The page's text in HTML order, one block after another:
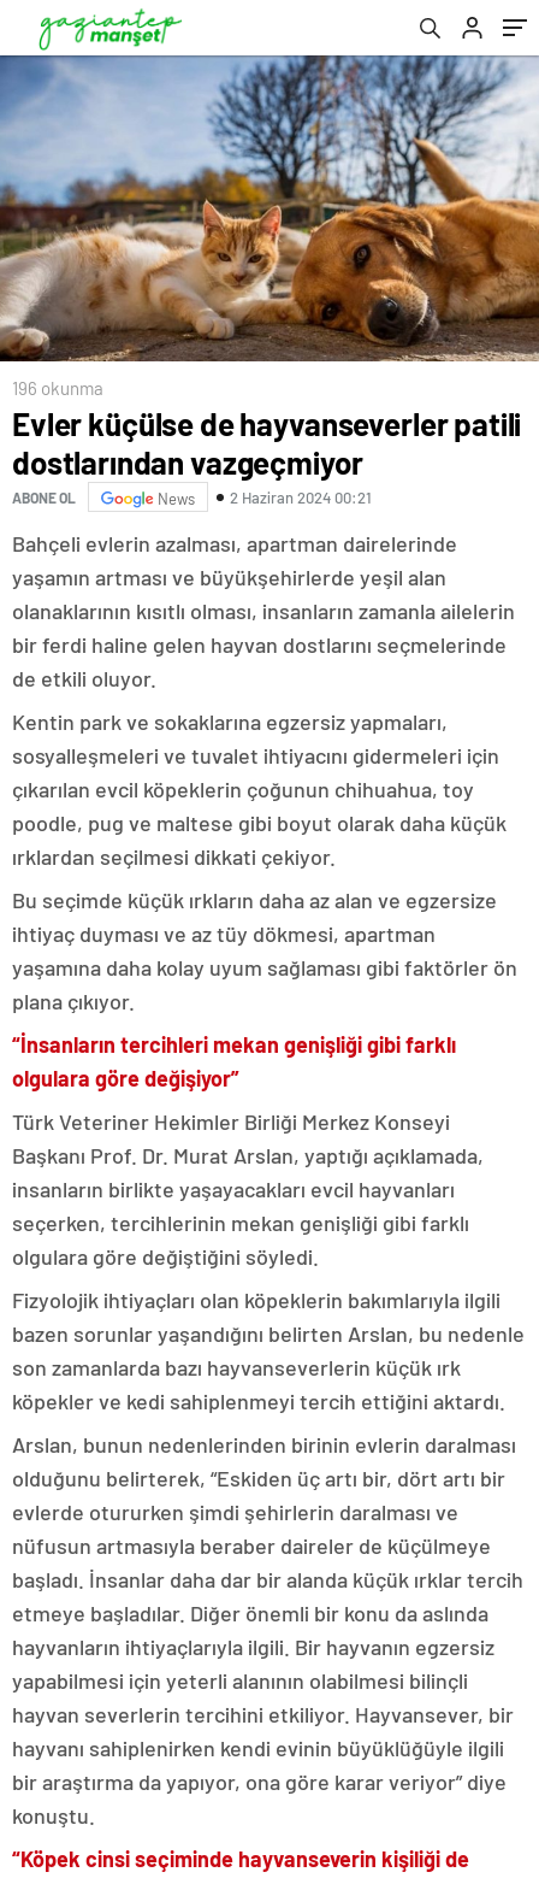
196 okunma
Evler küçülse de hayvanseverler patili
dostlarından vazgeçmiyor
ABONE OL News 2 Haziran 2024 00:21
Bahçeli evlerin azalması, apartman dairelerinde
yaşamın artması ve büyükşehirlerde yeşil alan
olanaklarının kısıtlı olması, insanların zamanla ailelerin
bir ferdi haline gelen hayvan dostlarını seçmelerinde
de etkili oluyor.
Kentin park ve sokaklarına egzersiz yapmaları,
sosyalleşmeleri ve tuvalet ihtiyacını gidermeleri için
çıkarılan evcil köpeklerin çoğunun chihuahua, toy
poodle, pug ve maltese gibi boyut olarak daha küçük
ırklardan seçilmesi dikkati çekiyor.
Bu seçimde küçük ırkların daha az alan ve egzersize
ihtiyaç duyması ve az tüy dökmesi, apartman
yaşamına daha kolay uyum sağlaması gibi faktörler ön
plana çıkıyor.
“İnsanların tercihleri mekan genişliği gibi farklı
olgulara göre değişiyor”
Türk Veteriner Hekimler Birliği Merkez Konseyi
Başkanı Prof. Dr. Murat Arslan, yaptığı açıklamada,
insanların birlikte yaşayacakları evcil hayvanları
seçerken, tercihlerinin mekan genişliği gibi farklı
olgulara göre değiştiğini söyledi.
Fizyolojik ihtiyaçları olan köpeklerin bakımlarıyla ilgili
bazen sorunlar yaşandığını belirten Arslan, bu nedenle
son zamanlarda bazı hayvanseverlerin küçük ırk
köpekler ve kedi sahiplenmeyi tercih ettiğini aktardı.
Arslan, bunun nedenlerinden birinin evlerin daralması
olduğunu belirterek, “Eskiden üç artı bir, dört artı bir
evlerde otururken şimdi şehirlerin daralması ve
nüfusun artmasıyla beraber daireler de küçülmeye
başladı. İnsanlar daha dar bir alanda küçük ırklar tercih
etmeye başladılar. Diğer önemli bir konu da aslında
hayvanların ihtiyaçlarıyla ilgili. Bir hayvanın egzersiz
yapabilmesi için yeterli alanının olabilmesi bilinçli
hayvan severlerin tercihini etkiliyor. Hayvansever, bir
hayvanı sahiplenirken kendi evinin büyüklüğüyle ilgili
bir araştırma da yapıyor, ona göre karar veriyor” diye
konuştu.
“Köpek cinsi seçiminde hayvanseverin kişiliği de